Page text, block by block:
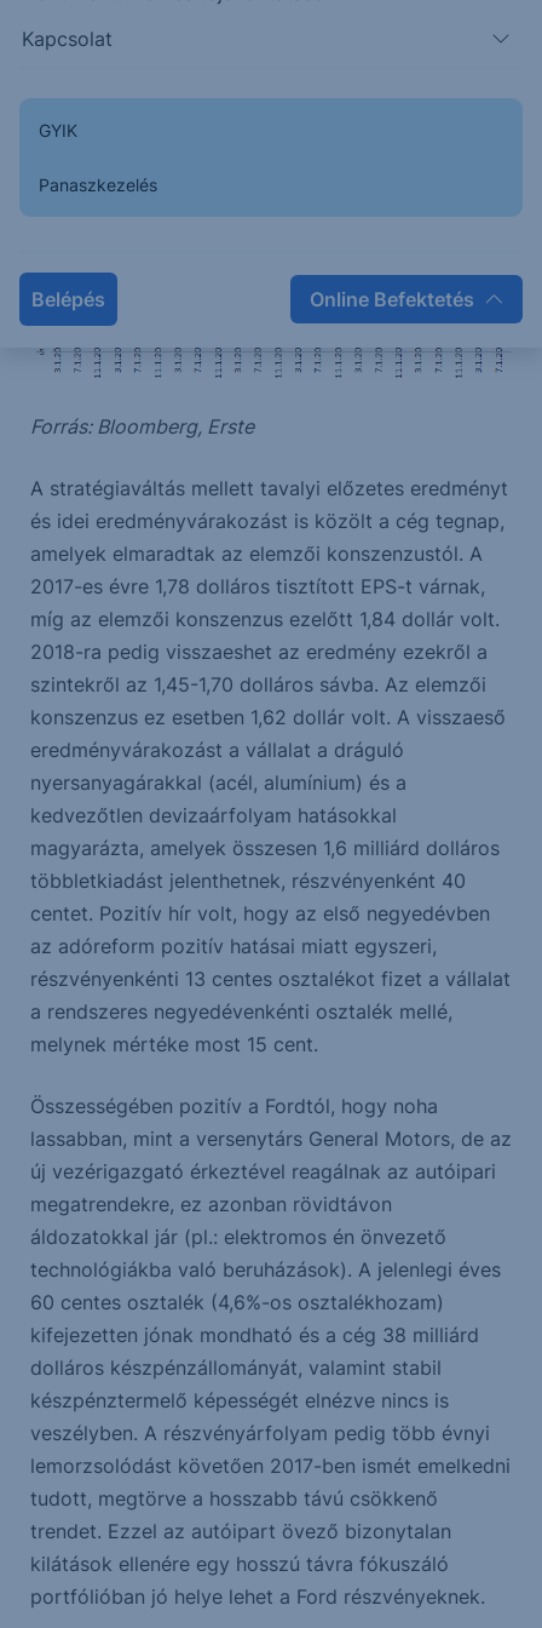
Kapcsolat
GYIK
Panaszkezelés
Belépés Online Befektetés
összegű számviteli profitot eredményezett).
Forrás: Bloomberg, Erste
A stratégiaváltás mellett tavalyi előzetes eredményt
és idei eredményvárakozást is közölt a cég tegnap,
amelyek elmaradtak az elemzői konszenzustól. A
2017-es évre 1,78 dolláros tisztított EPS-t várnak,
míg az elemzői konszenzus ezelőtt 1,84 dollár volt.
2018-ra pedig visszaeshet az eredmény ezekről a
szintekről az 1,45-1,70 dolláros sávba. Az elemzői
konszenzus ez esetben 1,62 dollár volt. A visszaeső
eredményvárakozást a vállalat a dráguló
nyersanyagárakkal (acél, alumínium) és a
kedvezőtlen devizaárfolyam hatásokkal
magyarázta, amelyek összesen 1,6 milliárd dolláros
többletkiadást jelenthetnek, részvényenként 40
centet. Pozitív hír volt, hogy az első negyedévben
az adóreform pozitív hatásai miatt egyszeri,
részvényenkénti 13 centes osztalékot fizet a vállalat
a rendszeres negyedévenkénti osztalék mellé,
melynek mértéke most 15 cent.
Összességében pozitív a Fordtól, hogy noha
lassabban, mint a versenytárs General Motors, de az
új vezérigazgató érkeztével reagálnak az autóipari
megatrendekre, ez azonban rövidtávon
áldozatokkal jár (pl.: elektromos én önvezető
technológiákba való beruházások). A jelenlegi éves
60 centes osztalék (4,6%-os osztalékhozam)
kifejezetten jónak mondható és a cég 38 milliárd
dolláros készpénzállományát, valamint stabil
készpénztermelő képességét elnézve nincs is
veszélyben. A részvényárfolyam pedig több évnyi
lemorzsolódást követően 2017-ben ismét emelkedni
tudott, megtörve a hosszabb távú csökkenő
trendet. Ezzel az autóipart övező bizonytalan
kilátások ellenére egy hosszú távra fókuszáló
portfólióban jó helye lehet a Ford részvényeknek.